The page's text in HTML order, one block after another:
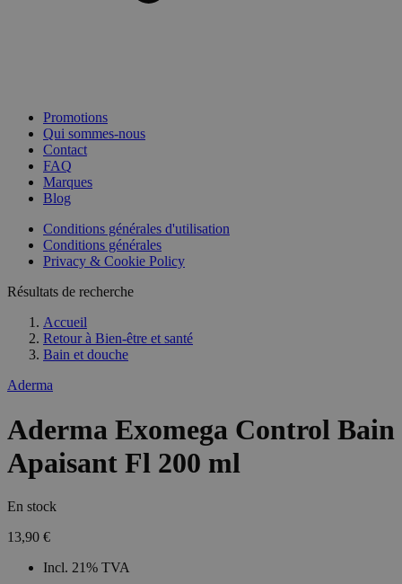
Promotions
Qui sommes-nous
Contact
FAQ
Marques
Blog
Conditions générales d'utilisation
Conditions générales
Privacy & Cookie Policy
Résultats de recherche
Accueil
Retour à Bien-être et santé
Bain et douche
Aderma
Aderma Exomega Control Bain
Apaisant Fl 200 ml
En stock
13,90 €
Incl. 21% TVA